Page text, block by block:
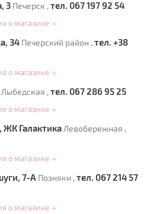
3 Печерск , тел. 067 197 92 54
о магазине →
34 Печерский район , тел. +38
о магазине →
Лыбедская , тел. 067 286 95 25
о магазине →
ЖК ГалактикаЛевобережная ,
о магазине →
7-А Позняки , тел. 067 214 57
о магазине →